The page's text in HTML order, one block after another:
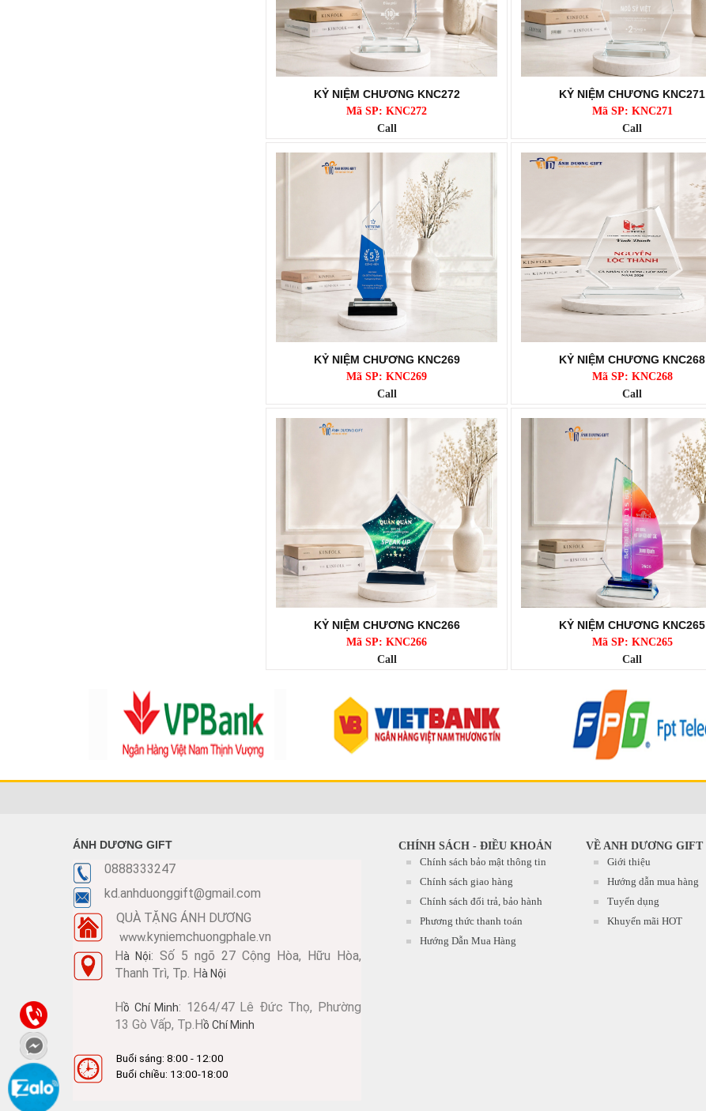
PHA LÊ HỌP LỚP PLHL014
KỶ NIỆM CHƯƠNG KNC277
Call
KỶ NIỆM CHƯƠNG KNC272
Mã SP: KNC272
Call
KỶ NIỆM CHƯƠNG KNC271
Mã SP: KNC271
Call
KỶ NIỆM CHƯƠNG KNC269
Mã SP: KNC269
Call
KỶ NIỆM CHƯƠNG KNC268
Mã SP: KNC268
Call
KỶ NIỆM CHƯƠNG KNC266
Mã SP: KNC266
Call
KỶ NIỆM CHƯƠNG KNC265
Mã SP: KNC265
Call
ÁNH DƯƠNG GIFT
0888333247
kd.anhduonggift@gmail.com
QUÀ TẶNG ÁNH DƯƠNG
www.kyniemchuongphale.vn
Hà Nội: Số 5 ngõ 27 Cộng Hòa, Hữu Hòa,
Thanh Trì, Tp. Hà Nội
Hồ Chí Minh: 1264/47 Lê Đức Thọ, Phường
13 Gò Vấp, Tp.Hồ Chí Minh
Buổi sáng: 8:00 - 12:00
Buổi chiều: 13:00-18:00
CHÍNH SÁCH - ĐIỀU KHOẢN
Chính sách bảo mật thông tin
Chính sách giao hàng
Chính sách đổi trả, bảo hành
Phương thức thanh toán
Hướng Dẫn Mua Hàng
VỀ ANH DƯƠNG GIFT
Giới thiệu
Hướng dẫn mua hàng
Tuyển dụng
Khuyến mãi HOT